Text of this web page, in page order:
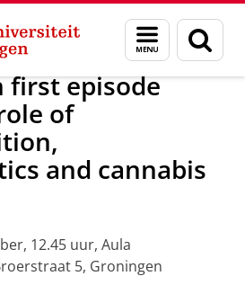
Menu
en
zoeken
Nieuwsberichten
first episode
of
and cannabis
12.45 uur, Aula
5, Groningen